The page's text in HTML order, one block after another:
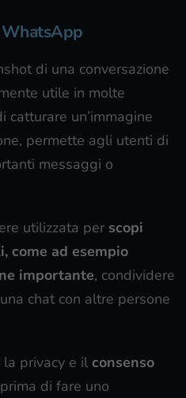
WhatsApp
di una conversazione
utile in molte
catturare un’immagine
permette agli utenti di
messaggi o
utilizzata per scopi
come ad esempio
importante, condividere
chat con altre persone
privacy e il consenso
prima di fare uno